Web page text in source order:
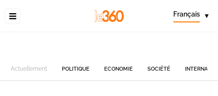
Français ▾
Actuellement POLITIQUE ECONOMIE SOCIÉTÉ